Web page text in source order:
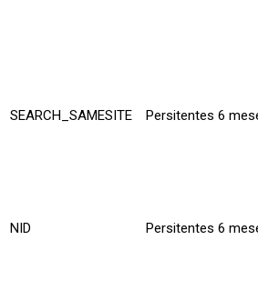
SEARCH_SAMESITE Persitentes 6
NID Persitentes 6